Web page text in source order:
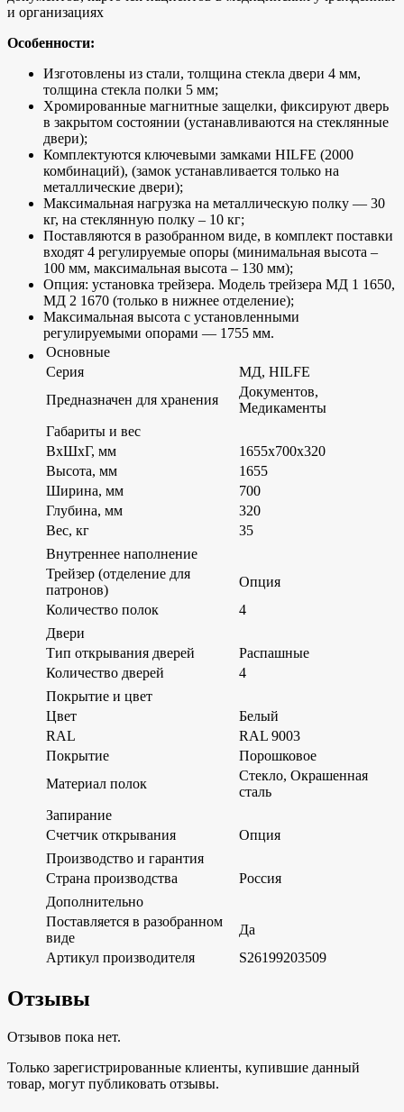
и организациях
Особенности:
Изготовлены из стали, толщина стекла двери 4 мм,
толщина стекла полки 5 мм;
Хромированные магнитные защелки, фиксируют дверь
в закрытом состоянии (устанавливаются на стеклянные
двери);
Комплектуются ключевыми замками HILFE (2000
комбинаций), (замок устанавливается только на
металлические двери);
Максимальная нагрузка на металлическую полку — 30
кг, на стеклянную полку – 10 кг;
Поставляются в разобранном виде, в комплект поставки
входят 4 регулируемые опоры (минимальная высота –
100 мм, максимальная высота – 130 мм);
Опция: установка трейзера. Модель трейзера МД 1 1650,
МД 2 1670 (только в нижнее отделение);
Максимальная высота с установленными
регулируемыми опорами — 1755 мм.
Основные
Серия
МД, HILFE
Предназначен для хранения
Документов,
Медикаменты
Габариты и вес
ВхШхГ, мм
1655х700х320
Высота, мм
1655
Ширина, мм
700
Глубина, мм
320
Вес, кг
35
Внутреннее наполнение
Трейзер (отделение для
патронов)
Опция
Количество полок
4
Двери
Тип открывания дверей
Распашные
Количество дверей
4
Покрытие и цвет
Цвет
Белый
RAL
RAL 9003
Покрытие
Порошковое
Материал полок
Стекло, Окрашенная
сталь
Запирание
Счетчик открывания
Опция
Производство и гарантия
Страна производства
Россия
Дополнительно
Поставляется в разобранном
виде
Да
Артикул производителя
S26199203509
Отзывы
Отзывов пока нет.
Только зарегистрированные клиенты, купившие данный
товар, могут публиковать отзывы.